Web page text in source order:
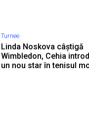
Turnee
Linda Noskova câștigă
Wimbledon, Cehia
un nou star în tenisul